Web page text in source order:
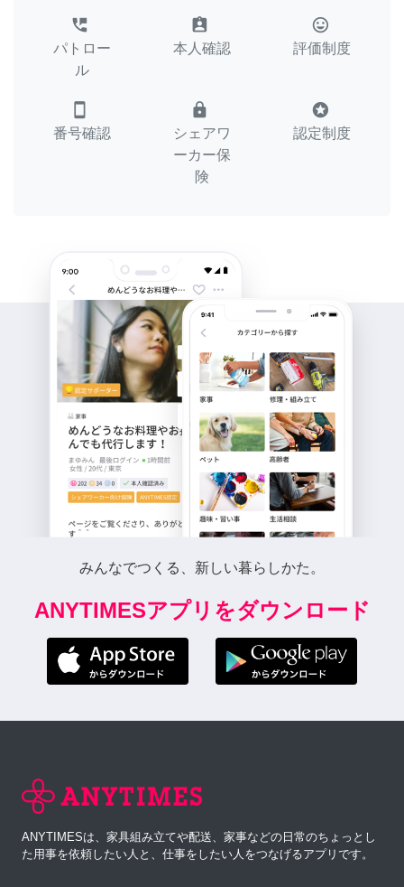
perm_phone_msg
パトロー
ル
assignment_ind
本人確認
tag_faces
評価制度
smartphone
番号確認
lock
シェアワ
ーカー保
険
stars
認定制度
みんなでつくる、新しい暮らしかた。
ANYTIMESアプリをダウンロード
ANYTIMESは、家具組み立てや配送、家事などの日常のちょっとし
た用事を依頼したい人と、仕事をしたい人をつなげるアプリです。